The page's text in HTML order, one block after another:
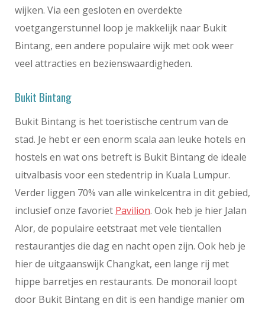
wijken. Via een gesloten en overdekte
voetgangerstunnel loop je makkelijk naar Bukit
Bintang, een andere populaire wijk met ook weer
veel attracties en bezienswaardigheden.
Bukit Bintang
Bukit Bintang is het toeristische centrum van de
stad. Je hebt er een enorm scala aan leuke hotels en
hostels en wat ons betreft is Bukit Bintang de ideale
uitvalbasis voor een stedentrip in Kuala Lumpur.
Verder liggen 70% van alle winkelcentra in dit gebied,
inclusief onze favoriet Pavilion. Ook heb je hier Jalan
Alor, de populaire eetstraat met vele tientallen
restaurantjes die dag en nacht open zijn. Ook heb je
hier de uitgaanswijk Changkat, een lange rij met
hippe barretjes en restaurants. De monorail loopt
door Bukit Bintang en dit is een handige manier om